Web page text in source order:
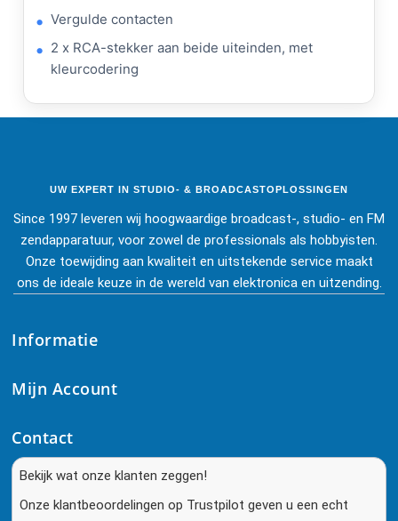
Vergulde contacten
2 x RCA-stekker aan beide uiteinden, met
kleurcodering
UW EXPERT IN STUDIO- & BROADCASTOPLOSSINGEN
Since 1997 leveren wij hoogwaardige broadcast-, studio- en FM
zendapparatuur, voor zowel de professionals als hobbyisten.
Onze toewijding aan kwaliteit en uitstekende service maakt
ons de ideale keuze in de wereld van elektronica en uitzending.
Informatie
Mijn Account
Contact
Bekijk wat onze klanten zeggen!
Onze klantbeoordelingen op Trustpilot geven u een echt